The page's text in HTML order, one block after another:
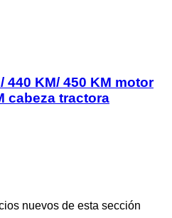
440 KM/ 450 KM motor
cabeza tractora
nuevos de esta sección